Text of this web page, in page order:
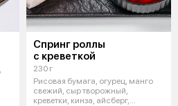
Спринг роллы
с креветкой
230 г
Рисовая бумага, огурец, манго
свежий, сыр творожный,
креветки, кинза, айсберг,